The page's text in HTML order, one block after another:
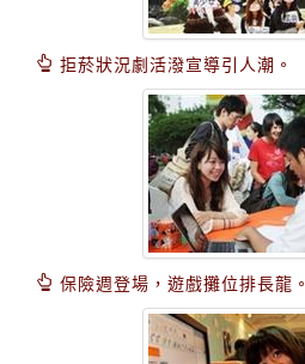
拒菸狀況劇活潑宣導引人潮。
保險週登場，遊戲攤位排長龍。